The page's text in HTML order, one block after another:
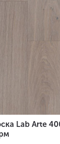
Lab Arte